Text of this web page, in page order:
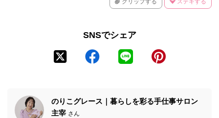
クリップする ステキする
SNSでシェア
のりこグレース｜暮らしを彩る手仕事サロン
主宰 さん